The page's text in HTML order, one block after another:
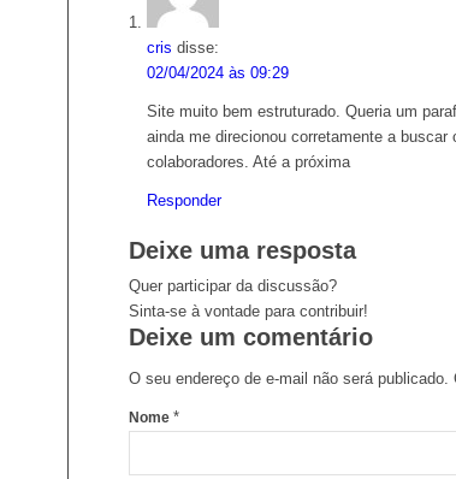
cris disse:
02/04/2024 às 09:29
Site muito bem estruturado. Queria um
ainda me direcionou corretamente a
colaboradores. Até a próxima
Responder
Deixe uma resposta
Quer participar da discussão?
Sinta-se à vontade para contribuir!
Deixe um comentário
O seu endereço de e-mail não será publicado.
Nome *